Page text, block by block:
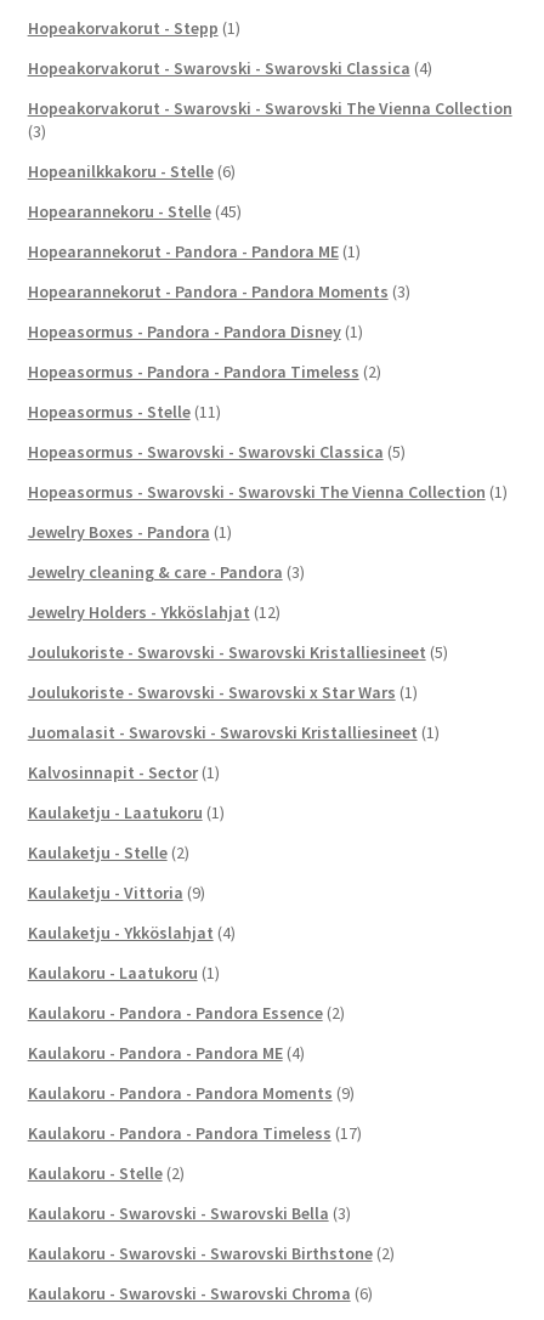
Hopeakorvakorut - Stepp (1)
Hopeakorvakorut - Swarovski - Swarovski Classica (4)
Hopeakorvakorut - Swarovski - Swarovski The Vienna Collection
(3)
Hopeanilkkakoru - Stelle (6)
Hopearannekoru - Stelle (45)
Hopearannekorut - Pandora - Pandora ME (1)
Hopearannekorut - Pandora - Pandora Moments (3)
Hopeasormus - Pandora - Pandora Disney (1)
Hopeasormus - Pandora - Pandora Timeless (2)
Hopeasormus - Stelle (11)
Hopeasormus - Swarovski - Swarovski Classica (5)
Hopeasormus - Swarovski - Swarovski The Vienna Collection (1)
Jewelry Boxes - Pandora (1)
Jewelry cleaning & care - Pandora (3)
Jewelry Holders - Ykköslahjat (12)
Joulukoriste - Swarovski - Swarovski Kristalliesineet (5)
Joulukoriste - Swarovski - Swarovski x Star Wars (1)
Juomalasit - Swarovski - Swarovski Kristalliesineet (1)
Kalvosinnapit - Sector (1)
Kaulaketju - Laatukoru (1)
Kaulaketju - Stelle (2)
Kaulaketju - Vittoria (9)
Kaulaketju - Ykköslahjat (4)
Kaulakoru - Laatukoru (1)
Kaulakoru - Pandora - Pandora Essence (2)
Kaulakoru - Pandora - Pandora ME (4)
Kaulakoru - Pandora - Pandora Moments (9)
Kaulakoru - Pandora - Pandora Timeless (17)
Kaulakoru - Stelle (2)
Kaulakoru - Swarovski - Swarovski Bella (3)
Kaulakoru - Swarovski - Swarovski Birthstone (2)
Kaulakoru - Swarovski - Swarovski Chroma (6)